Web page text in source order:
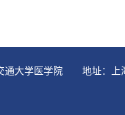
通大学医学院 地址：